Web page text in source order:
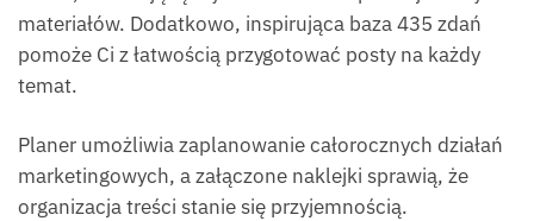
materiałów. Dodatkowo, inspirująca baza 435 zdań
pomoże Ci z łatwością przygotować posty na każdy
temat.
Planer umożliwia zaplanowanie całorocznych działań
marketingowych, a załączone naklejki sprawią, że
organizacja treści stanie się przyjemnością.